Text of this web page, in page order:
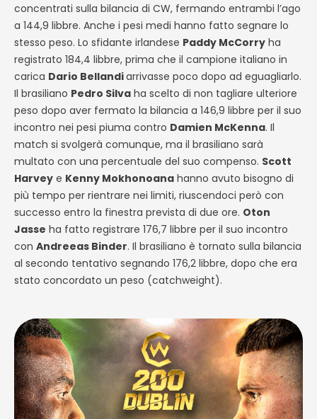
concentrati sulla bilancia di CW, fermando entrambi l’ago
a 144,9 libbre. Anche i pesi medi hanno fatto segnare lo
stesso peso. Lo sfidante irlandese Paddy McCorry ha
registrato 184,4 libbre, prima che il campione italiano in
carica Dario Bellandiarrivasse poco dopo ad eguagliarlo.
Il brasiliano Pedro Silva ha scelto di non tagliare ulteriore
peso dopo aver fermato la bilancia a 146,9 libbre per il suo
incontro nei pesi piuma contro Damien McKenna. Il
match si svolgerà comunque, ma il brasiliano sarà
multato con una percentuale del suo compenso. Scott
Harvey e Kenny Mokhonoana hanno avuto bisogno di
più tempo per rientrare nei limiti, riuscendoci però con
successo entro la finestra prevista di due ore. Oton
Jasse ha fatto registrare 176,7 libbre per il suo incontro
con Andreeas Binder. Il brasiliano è tornato sulla bilancia
al secondo tentativo segnando 176,2 libbre, dopo che era
stato concordato un peso (catchweight).